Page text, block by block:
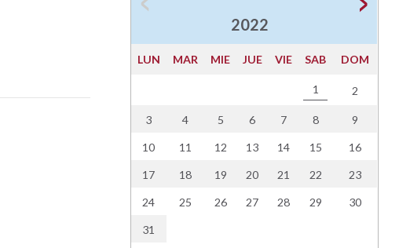
2022
LUN MAR MIE JUE VIE SAB DOM
1 2
3 4 5 6 7 8 9
10 11 12 13 14 15 16
17 18 19 20 21 22 23
24 25 26 27 28 29 30
31